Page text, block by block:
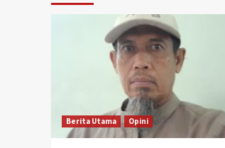
Berita Utama Opini